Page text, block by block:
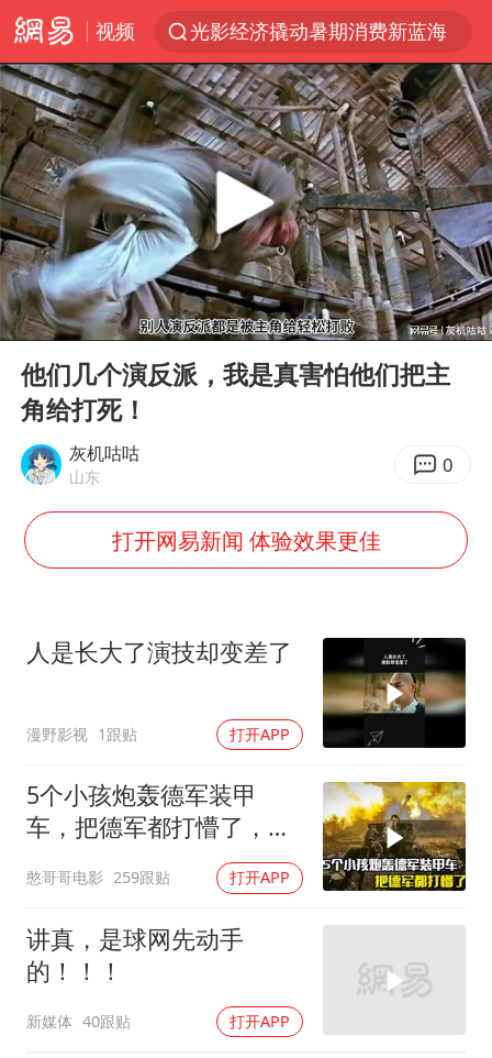
视频
光影经济撬动暑期消费新蓝海
马克·艾伦退出斯诺克中国公开赛
新疆优化调整景区内自驾服务费
上四休三，但降薪1000元，你接受吗？
夏日经济乘“热”而上 消费市场向“新”而行
情侣平潭拍日出坠崖1死1伤
白海豚将正面袭击贯穿浙江
央视新主播李秋莹孙亚鹏亮相
酒店回应车内过夜被收150元
几元成本的AI广告导致千万市值蒸发
乐享全民健身 共筑健康中国
Play
00:00 17:59
他们几个演反派，我是真害怕他们把主
角给打死！
灰机咕咕
山东 0
打开网易新闻 体验效果更佳
人是长大了演技却变差了
漫野影视 1跟贴 打开APP
5个小孩炮轰德军装甲
车，把德军都打懵了，战
憨哥哥电影 259跟贴 打开APP
讲真，是球网先动手
的！！！
新媒体 40跟贴 打开APP